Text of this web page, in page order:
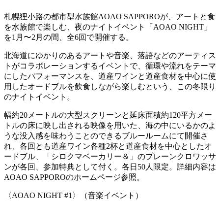
札幌狸小路の都市型水族館AOAO SAPPOROが、アートと食
を水族館で楽しむ、夜のナイトイベント「AOAO NIGHT」
を1月〜2月の間、全6回で開催する。
北海道にゆかりのあるアートや音楽、落語などのアーティス
トがコラボレーションするイベントで、循環や流れをテーマ
にしたパフォーマンスを、道産ワインと道産食材を中心に使
用したオードブルを飲食しながら楽しむという、この冬限り
のナイトイベント。
幅約20メートルの大型スクリーンと延床面積約120平方メー
トルの床に映し出される映像を用いた、海の中にいるかのよ
うな没入感を味わうことのできるブルールームにて開催さ
れ、各回とも道産ワイン各種2杯と道産食材を中心としたオ
ードブル、「シロクマベーカリー＆」のプレーンクロワッサ
ンが各回、参加特典として付く。各日50人限定。詳細内容は
AOAO SAPPOROのホームページ参照。
〈AOAO NIGHT #1〉（音楽イベント）